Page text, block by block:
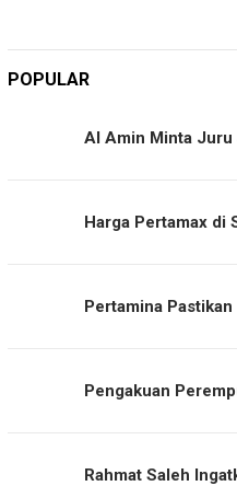
POPULAR
Al Amin Minta Juru
Harga Pertamax di
Pertamina
Pengakuan
Rahmat Saleh